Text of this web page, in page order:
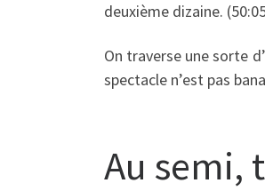
deuxième dizaine.
On traverse une sorte
spectacle n’est pas
Au semi,